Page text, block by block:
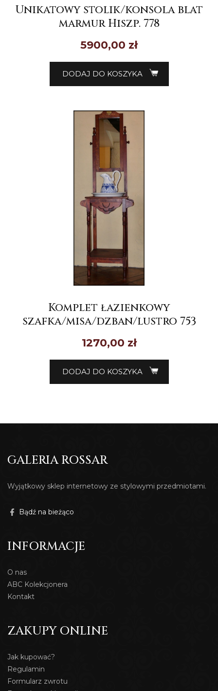
Unikatowy stolik/konsola blat
marmur Hiszp. 778
5900,00 zł
DODAJ DO KOSZYKA
Komplet łazienkowy
szafka/misa/dzban/lustro 753
1270,00 zł
DODAJ DO KOSZYKA
GALERIA ROSSAR
Wyjątkowy sklep internetowy ze stylowymi przedmiotami.
Bądź na bieżąco
INFORMACJE
O nas
ABC Kolekcjonera
Kontakt
ZAKUPY ONLINE
Jak kupować?
Regulamin
Formularz zwrotu